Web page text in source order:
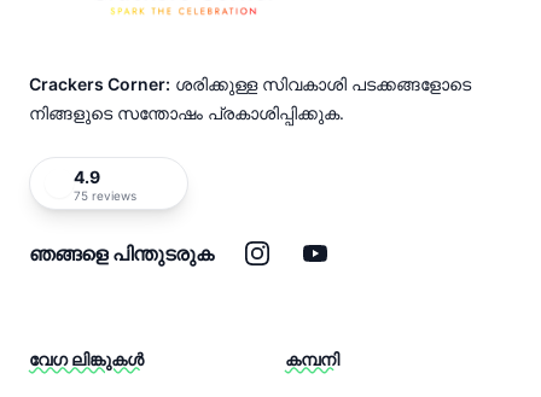
Crackers Corner: ശരിക്കുള്ള സിവകാശി പടക്കങ്ങളോടെ
നിങ്ങളുടെ സന്തോഷം പ്രകാശിപ്പിക്കുക.
4.9
75 reviews
ഞങ്ങളെ പിന്തുടരുക ഇൻസ്റ്റാഗ്രാം
യൂട്യൂബ്
വേഗ ലിങ്കുകൾ കമ്പനി